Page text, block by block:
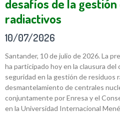
desafíos de la
radiactivos
10/07/2026
Santander, 10 de julio de 2026. La
ha participado hoy en la clausura
seguridad en la gestión de residuos
desmantelamiento de centrales
conjuntamente por Enresa y el
en la Universidad Internacional